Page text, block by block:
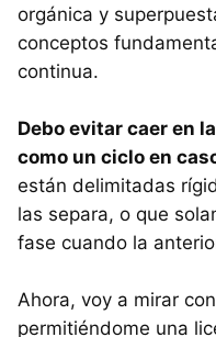
orgánica y
conceptos
continua.
Debo evitar caer en
como un ciclo en
están delimitadas
las separa, o que
fase cuando la
Ahora, voy a mirar
permitiéndome una